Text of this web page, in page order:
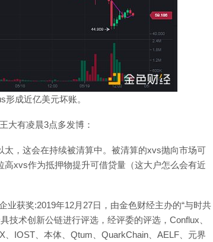
成近亿美元坏账。
大有凌晨3点多发博：
，这会在持续被清算中。被清算的xvs抛向市场可
xvs作为抵押物提升可借贷量（这大户怎么会有近
业获奖:2019年12月27日，由金色财经主办的“与时共
技术创新公链进行评选，经评委的评选，Conflux、
IOST、本体、Qtum、QuarkChain、AELF、元界